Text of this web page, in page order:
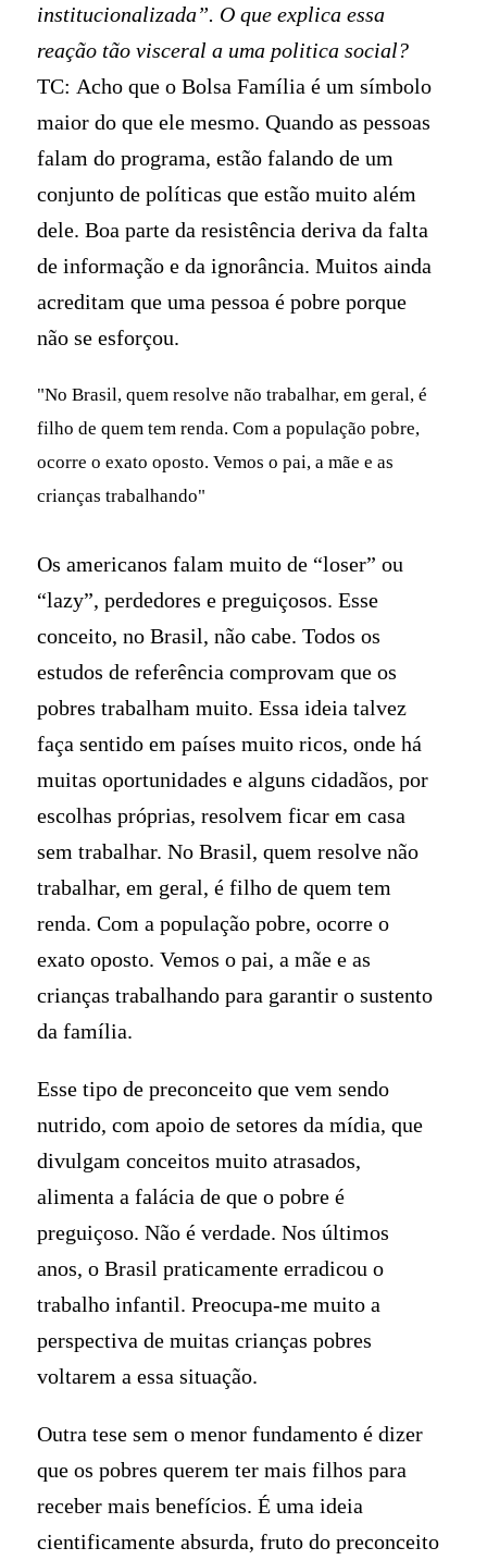
institucionalizada”. O que explica essa
reação tão visceral a uma politica social?
TC: Acho que o Bolsa Família é um símbolo
maior do que ele mesmo. Quando as pessoas
falam do programa, estão falando de um
conjunto de políticas que estão muito além
dele. Boa parte da resistência deriva da falta
de informação e da ignorância. Muitos ainda
acreditam que uma pessoa é pobre porque
não se esforçou.
"No Brasil, quem resolve não trabalhar, em geral, é
filho de quem tem renda. Com a população pobre,
ocorre o exato oposto. Vemos o pai, a mãe e as
crianças trabalhando"
Os americanos falam muito de “loser” ou
“lazy”, perdedores e preguiçosos. Esse
conceito, no Brasil, não cabe. Todos os
estudos de referência comprovam que os
pobres trabalham muito. Essa ideia talvez
faça sentido em países muito ricos, onde há
muitas oportunidades e alguns cidadãos, por
escolhas próprias, resolvem ficar em casa
sem trabalhar. No Brasil, quem resolve não
trabalhar, em geral, é filho de quem tem
renda. Com a população pobre, ocorre o
exato oposto. Vemos o pai, a mãe e as
crianças trabalhando para garantir o sustento
da família.
Esse tipo de preconceito que vem sendo
nutrido, com apoio de setores da mídia, que
divulgam conceitos muito atrasados,
alimenta a falácia de que o pobre é
preguiçoso. Não é verdade. Nos últimos
anos, o Brasil praticamente erradicou o
trabalho infantil. Preocupa-me muito a
perspectiva de muitas crianças pobres
voltarem a essa situação.
Outra tese sem o menor fundamento é dizer
que os pobres querem ter mais filhos para
receber mais benefícios. É uma ideia
cientificamente absurda, fruto do preconceito